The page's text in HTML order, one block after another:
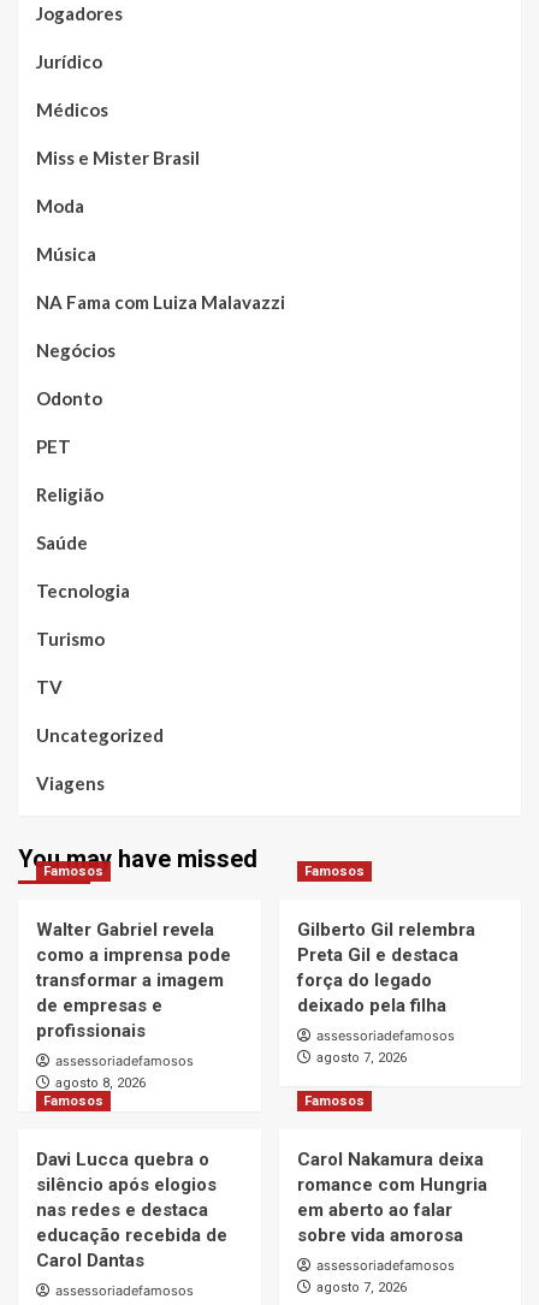
Jogadores
Jurídico
Médicos
Miss e Mister Brasil
Moda
Música
NA Fama com Luiza Malavazzi
Negócios
Odonto
PET
Religião
Saúde
Tecnologia
Turismo
TV
Uncategorized
Viagens
You may have missed
Famosos
Walter Gabriel revela
como a imprensa pode
transformar a imagem
de empresas e
profissionais
assessoriadefamosos
agosto 8, 2026
Famosos
Gilberto Gil relembra
Preta Gil e destaca
força do legado
deixado pela filha
assessoriadefamosos
agosto 7, 2026
Famosos
Davi Lucca quebra o
silêncio após elogios
nas redes e destaca
educação recebida de
Carol Dantas
assessoriadefamosos
Famosos
Carol Nakamura deixa
romance com Hungria
em aberto ao falar
sobre vida amorosa
assessoriadefamosos
agosto 7, 2026